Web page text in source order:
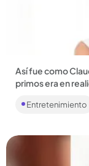
Así fue como
primos era en
familia....
Entretenimiento